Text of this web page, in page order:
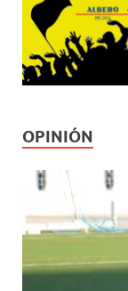
OPINIÓN